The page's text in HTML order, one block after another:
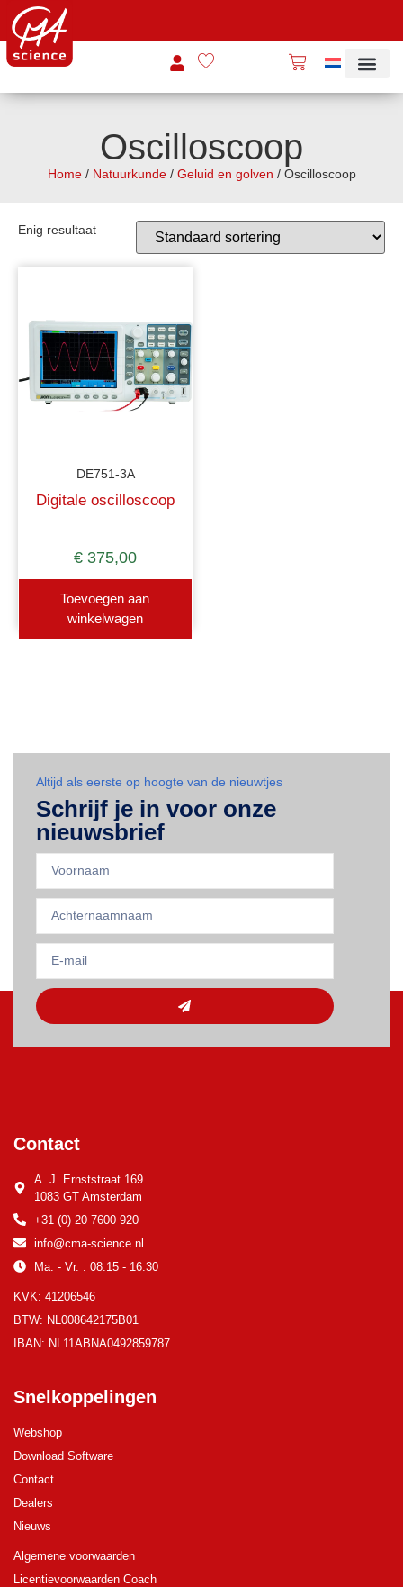
Oscilloscoop
Home/ Natuurkunde/ Geluid en golven / Oscilloscoop
Enig resultaat
DE751-3A
Digitale oscilloscoop
€ 375,00
Toevoegen aan
winkelwagen
Altijd als eerste op hoogte van de nieuwtjes
Schrijf je in voor onze
nieuwsbrief
Contact
A. J. Ernststraat 169
1083 GT Amsterdam
+31 (0) 20 7600 920
info@cma-science.nl
Ma. - Vr. : 08:15 - 16:30
KVK: 41206546
BTW: NL008642175B01
IBAN: NL11ABNA0492859787
Snelkoppelingen
Webshop
Download Software
Contact
Dealers
Nieuws
Algemene voorwaarden
Licentievoorwaarden Coach